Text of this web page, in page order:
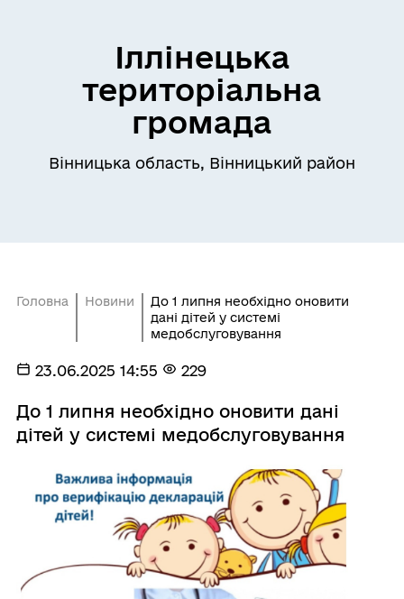
Іллінецька
територіальна
громада
Вінницька область, Вінницький район
Головна Новини
До 1 липня необхідно оновити
дані дітей у системі
медобслуговування
23.06.2025 14:55 229
До 1 липня необхідно оновити дані
дітей у системі медобслуговування